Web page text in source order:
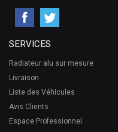
SERVICES
Radiateur alu sur mesure
Livraison
Liste des Véhicules
Avis Clients
Espace Professionnel